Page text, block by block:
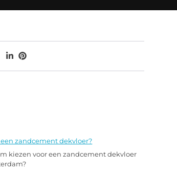
een zandcement dekvloer?
kiezen voor een zandcement dekvloer